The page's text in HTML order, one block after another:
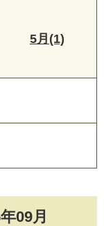
09月
5月(1)